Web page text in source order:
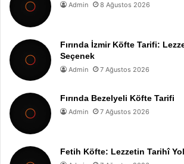
Admin 8 Ağustos 2026
Fırında İzmir Köfte Tarifi:
Seçenek
Admin 7 Ağustos 2026
Fırında Bezelyeli Köfte Tarifi
Admin 7 Ağustos 2026
Fetih Köfte: Lezzetin Tarihî